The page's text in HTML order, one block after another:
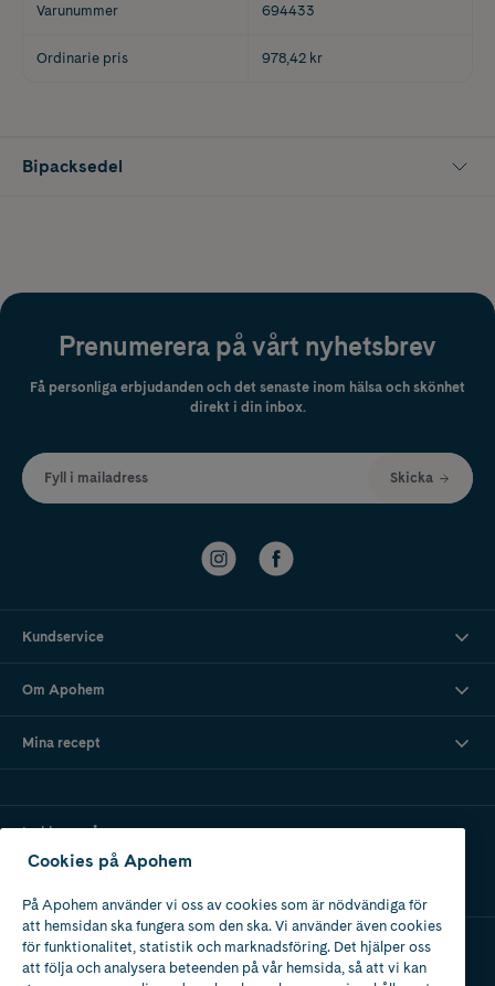
Varunummer 694433
Ordinarie pris 978,42 kr
Bipacksedel
Prenumerera på vårt nyhetsbrev
Få personliga erbjudanden och det senaste inom hälsa och skönhet
direkt i din inbox.
Fyll i mailadress Skicka
Kundservice
Om Apohem
Mina recept
Ladda ner vår app
Apotek med tillstånd
Cookies på Apohem
På Apohem använder vi oss av cookies som är nödvändiga för
att hemsidan ska fungera som den ska. Vi använder även cookies
för funktionalitet, statistik och marknadsföring. Det hjälper oss
att följa och analysera beteenden på vår hemsida, så att vi kan